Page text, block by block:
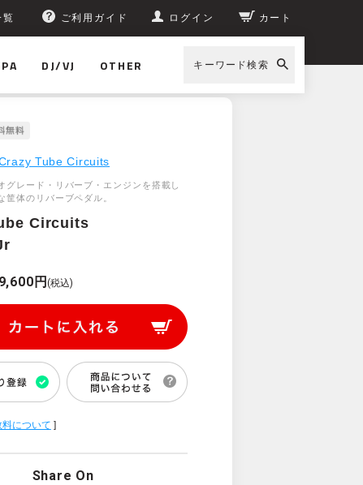
ご利用ガイド ログイン カート
DJ/VJ OTHER キーワード検索
Tube Circuits
グレード・リバーブ・エンジンを搭載し
筐体のリバーブペダル。
Circuits
円(税込)
について ]
Share On